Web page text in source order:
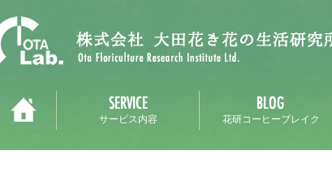
サービス内容 花研コーヒーブレイク